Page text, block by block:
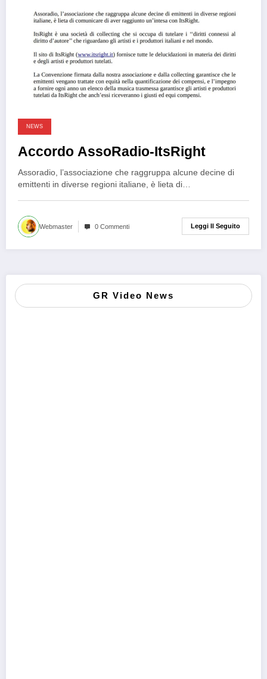
NEWS
Accordo AssoRadio-ItsRight
Assoradio, l’associazione che raggruppa alcune decine di
emittenti in diverse regioni italiane, è lieta di…
Webmaster 0 Commenti Leggi Il Seguito
GR Video News